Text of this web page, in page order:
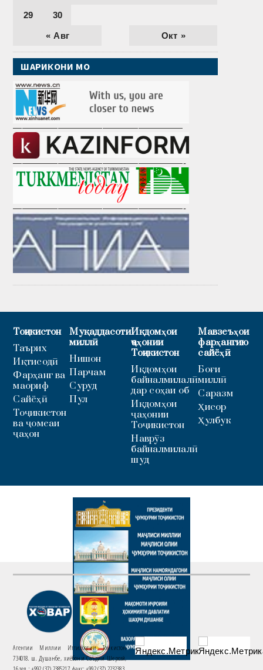
« Авг Окт »
29 30
ШАРИКОНИ МО
———————————————————
———————————————————-
———————————————————-
Тоҷикистон
Таърих
Иқтисодӣ
Фарҳанг ва
маориф
Сайёҳӣ
Тоҷикистон
ва ҷомеаи
ҷаҳон
Муқаддасоти
миллӣ
Нишон
Парчам
Суруд
Пул
Иқдомҳои
ҷаҳонии
Тоҷикистон
Иқдомҳои
байналмилалӣ
дар соҳаи об
Иқдомҳои
ҷаҳонии
Тоҷикистон
Наврӯз
байналмилалӣ
шуд
Мавзеъҳои
фарҳангию
сайёҳӣ
Боғи
миллӣ
Саразм
Ҳисор
Ҳулбук
Агентии Миллии Иттилоотии Тоҷикистон
734018. ш. Душанбе, хиёбони Саъдии Шерозӣ,